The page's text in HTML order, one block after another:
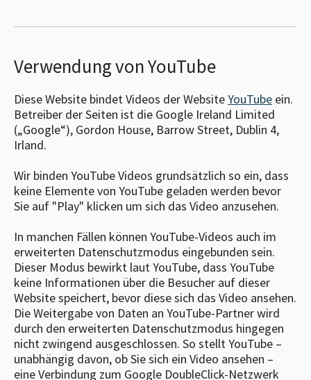
Verwendung von YouTube
Diese Website bindet Videos der WebsiteYouTube ein.
Betreiber der Seiten ist die Google Ireland Limited
(„Google“), Gordon House, Barrow Street, Dublin 4,
Irland.
Wir binden YouTube Videos grundsätzlich so ein, dass
keine Elemente von YouTube geladen werden bevor
Sie auf "Play" klicken um sich das Video anzusehen.
In manchen Fällen können YouTube-Videos auch im
erweiterten Datenschutzmodus eingebunden sein.
Dieser Modus bewirkt laut YouTube, dass YouTube
keine Informationen über die Besucher auf dieser
Website speichert, bevor diese sich das Video ansehen.
Die Weitergabe von Daten an YouTube-Partner wird
durch den erweiterten Datenschutzmodus hingegen
nicht zwingend ausgeschlossen. So stellt YouTube –
unabhängig davon, ob Sie sich ein Video ansehen –
eine Verbindung zum Google DoubleClick-Netzwerk